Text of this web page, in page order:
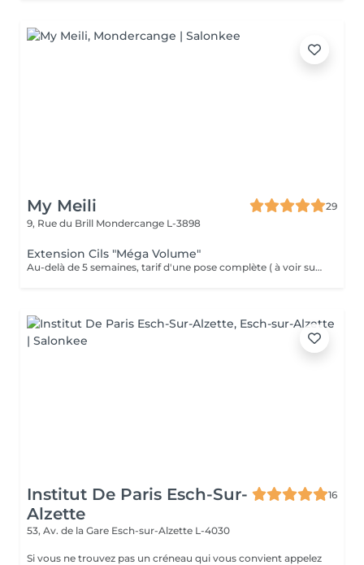
My Meili
29
9, Rue du Brill Mondercange L-3898
Extension Cils "Méga Volume"
Au-delà de 5 semaines, tarif d'une pose complète ( à voir sur place ) . IMPORTANT : Dans le cas où la pose initiale ou remplissage précédente était effectuée par un autre prestataire du service, la pose chez Mymeili sera facturée comme une pose complète + la dépose. Annulation 48h avant la date du rendez-vous merci.
Institut De Paris Esch-Sur-
Alzette
16
53, Av. de la Gare Esch-sur-Alzette L-4030
Si vous ne trouvez pas un créneau qui vous convient appelez